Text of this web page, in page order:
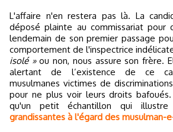
L'affaire n'en restera pas là. La
déposé plainte au commissariat pour
lendemain de son premier passage
comportement de l'inspectrice
isolé »ou non, nous assure son frère.
alertant de l’existence de ce
musulmanes victimes de
pour ne plus voir leurs droits
qu'un petit échantillon qui
grandissantes à l'égard des musulman-